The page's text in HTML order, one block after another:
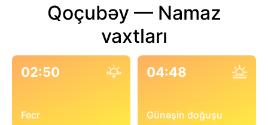
Qoçubəy — Namaz
vaxtları
02:50
Fəcr
04:48
Günəşin doğuşu